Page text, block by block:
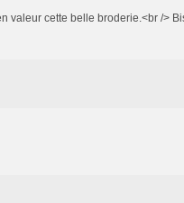
valeur cette belle broderie.<br />